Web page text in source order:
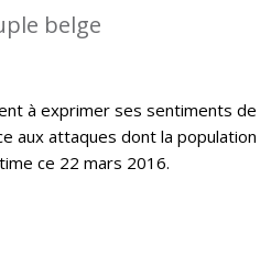
belge
à exprimer ses sentiments de
aux attaques dont la population
ce 22 mars 2016.